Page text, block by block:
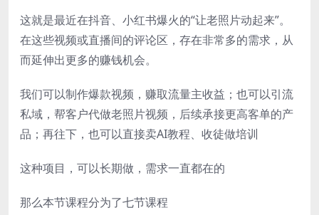
这就是最近在抖音、小红书爆火的“让老照片动起来”。
在这些视频或直播间的评论区，存在非常多的需求，从
而延伸出更多的赚钱机会。
我们可以制作爆款视频，赚取流量主收益；也可以引流
私域，帮客户代做老照片视频，后续承接更高客单的产
品；再往下，也可以直接卖AI教程、收徒做培训
这种项目，可以长期做，需求一直都在的
那么本节课程分为了七节课程